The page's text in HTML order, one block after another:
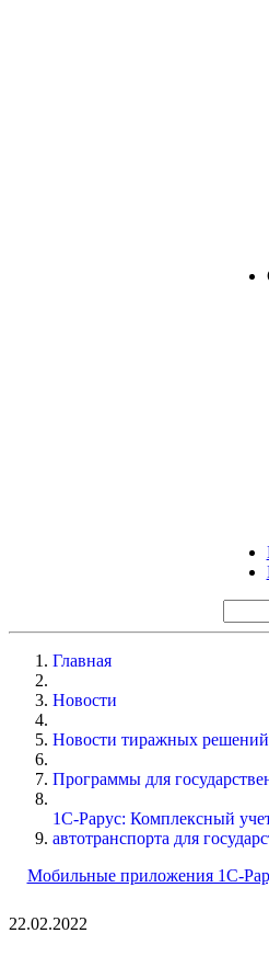
Главная
Новости
Новости тиражных решений
Программы для
1С-Рарус: Комплексный
автотранспорта для
Мобильные приложения 1С-
22.02.2022